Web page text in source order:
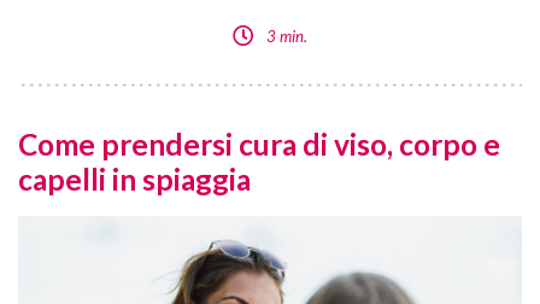
3 min.
Come prendersi cura di viso, corpo e
capelli in spiaggia